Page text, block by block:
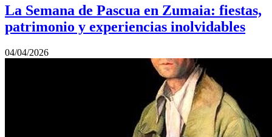
La Semana de Pascua en Zumaia: fiestas,
patrimonio y experiencias inolvidables
04/04/2026